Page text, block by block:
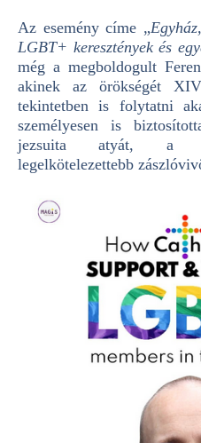
Az esemény címe „
LGBT+ keresztények és
még a megboldogult
akinek az örökségét
tekintetben is folytatni
személyesen is
jezsuita atyát, a
legelkötelezettebb